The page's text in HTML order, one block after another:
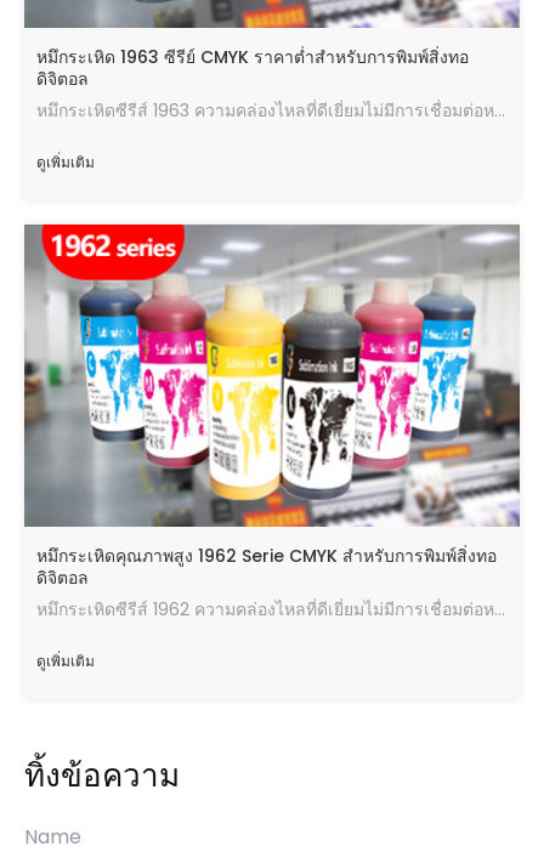
หมึกระเหิด 1963 ซีรีย์ CMYK ราคาต่ำสำหรับการพิมพ์สิ่งทอ
ดิจิตอล
หมึกระเหิดซีรีส์ 1963 ความคล่องไหลที่ดีเยี่ยมไม่มีการเชื่อมต่อหรือการฉีดพ่นเอียงไม่เป็นพิษและเป็นมิตรกับสิ่งแวดล้อม
ดูเพิ่มเติม
หมึกระเหิดคุณภาพสูง 1962 Serie CMYK สำหรับการพิมพ์สิ่งทอ
ดิจิตอล
หมึกระเหิดซีรีส์ 1962 ความคล่องไหลที่ดีเยี่ยมไม่มีการเชื่อมต่อหรือการฉีดพ่นเอียงไม่เป็นพิษและเป็นมิตรกับสิ่งแวดล้อม สีสดใสผลการโอนที่ดี
ดูเพิ่มเติม
ทิ้งข้อความ
Name